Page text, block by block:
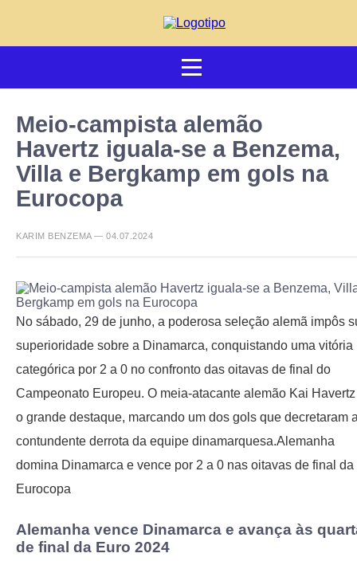
Meio-campista alemão
Havertz iguala-se a Benzema,
Villa e Bergkamp em gols na
Eurocopa
KARIM BENZEMA — 04.07.2024
No sábado, 29 de junho, a poderosa seleção alemã impôs
superioridade sobre a Dinamarca, conquistando uma vitória
categórica por 2 a 0 no confronto das oitavas de final do
Campeonato Europeu. O meia-atacante alemão Kai
o grande destaque, marcando um dos gols que decretaram
contundente derrota da equipe dinamarquesa.Alemanha
domina Dinamarca e vence por 2 a 0 nas oitavas de final da
Eurocopa
Alemanha vence Dinamarca e avança às
de final da Euro 2024